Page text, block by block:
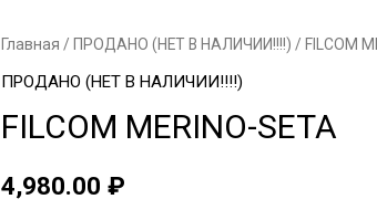
Главная / ПРОДАНО (НЕТ В НАЛИЧИИ!!!!) / FILCOM
ПРОДАНО (НЕТ В НАЛИЧИИ!!!!)
FILCOM MERINO-SETA
4,980.00₽